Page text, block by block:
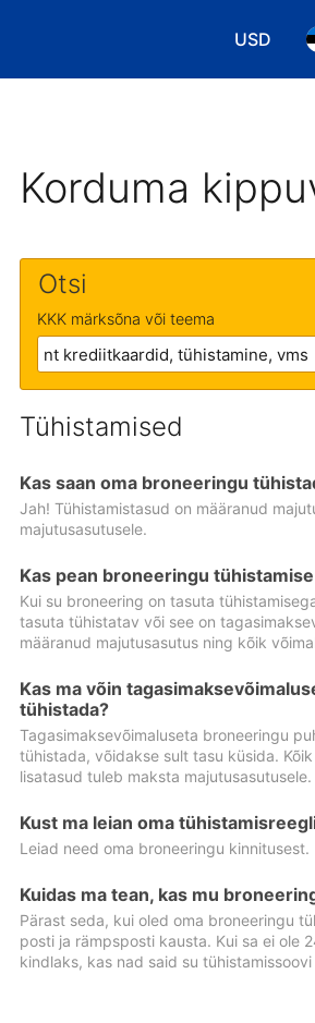
USD
Vali
Korduma
Otsi
KKK märksõna või teema
Tühistamised
Kas saan oma broneeringu
Jah! Tühistamistasud on määranud
majutusasutusele.
Kas pean broneeringu
Kui su broneering on tasuta
tasuta tühistatav või see on
määranud majutusasutus ning kõik
Kas ma võin
tühistada?
Tagasimaksevõimaluseta broneeringu
tühistada, võidakse sult tasu küsida.
lisatasud tuleb maksta majutusasutusele.
Kust ma leian oma
Leiad need oma broneeringu kinnitusest.
Kuidas ma tean, kas mu
Pärast seda, kui oled oma broneeringu
posti ja rämpsposti kausta. Kui sa ei ole
kindlaks, kas nad said su